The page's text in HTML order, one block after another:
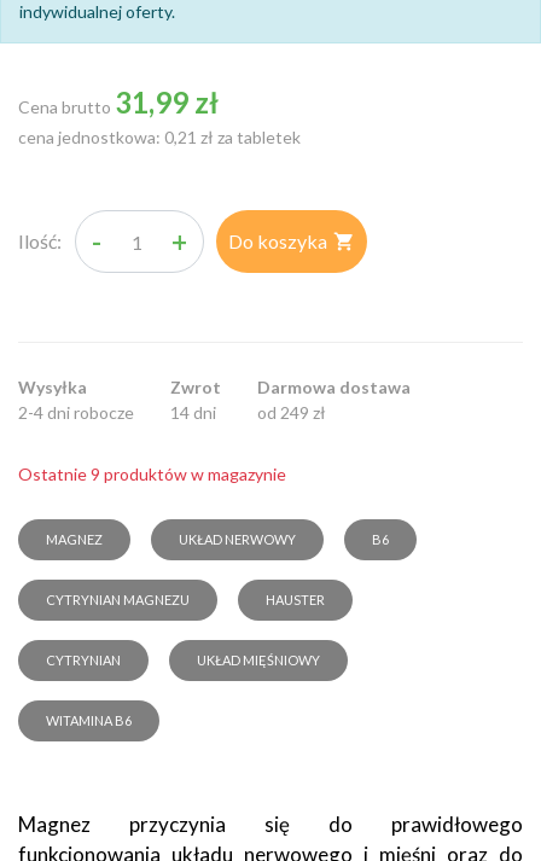
indywidualnej oferty.
Cena brutto 31,99 zł
cena jednostkowa: 0,21 zł za tabletek
Ilość: - + Do koszyka 
Wysyłka
2-4 dni robocze
Zwrot
14 dni
Darmowa dostawa
od 249 zł
Ostatnie 9 produktów w magazynie
MAGNEZ UKŁAD NERWOWY B6
CYTRYNIAN MAGNEZU HAUSTER
CYTRYNIAN UKŁAD MIĘŚNIOWY
WITAMINA B6
Magnez przyczynia się do prawidłowego
funkcjonowania układu nerwowego i mięśni oraz do